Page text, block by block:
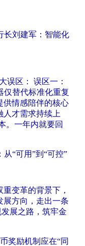
长刘建军：智能化
误区： 误区一：
仅替代标准化重复
供情感陪伴的核心
人才需求持续上
。一年内就要回
“可用”到“可控”
变革的背景下，
展方向，走出一条
发展之路，筑牢金
奖励机制应在“同